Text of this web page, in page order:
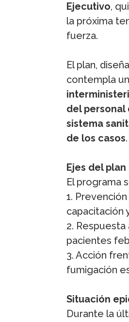
Ejecutivo,
la próxima
fuerza.
El plan,
contempla
del personal
sistema
de los casos.
Ejes del plan
El programa
1.
capacitación
2.
pacientes
3. Acción
fumigación
Situación
Durante la